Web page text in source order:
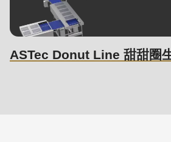
modules/custom/rondo_contact/
ASTec Donut Line 甜甜圈